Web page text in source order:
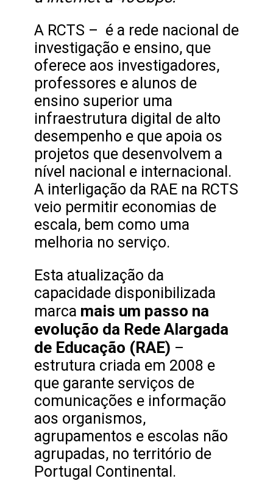
A RCTS – é a rede nacional de
investigação e ensino, que
oferece aos investigadores,
professores e alunos de
ensino superior uma
infraestrutura digital de alto
desempenho e que apoia os
projetos que desenvolvem a
nível nacional e internacional.
A interligação da RAE na RCTS
veio permitir economias de
escala, bem como uma
melhoria no serviço.
Esta atualização da
capacidade disponibilizada
marca mais um passo na
evolução da Rede Alargada
de Educação (RAE) –
estrutura criada em 2008 e
que garante serviços de
comunicações e informação
aos organismos,
agrupamentos e escolas não
agrupadas, no território de
Portugal Continental.